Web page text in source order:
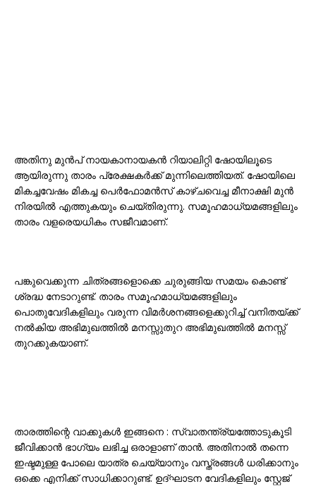
അതിനു മുൻപ് നായകാനായകൻ റിയാലിറ്റി ഷോയിലൂടെ
ആയിരുന്നു താരം പ്രേക്ഷകർക്ക് മുന്നിലെത്തിയത്. ഷോയിലെ
മികച്ചവേഷം മികച്ച പെർഫോമൻസ് കാഴ്ചവെച്ച മീനാക്ഷി മുൻ
നിരയിൽ എത്തുകയും ചെയ്തിരുന്നു. സമൂഹമാധ്യമങ്ങളിലും
താരം വളരെയധികം സജീവമാണ്.
പങ്കുവെക്കുന്ന ചിത്രങ്ങളൊക്കെ ചുരുങ്ങിയ സമയം കൊണ്ട്
ശ്രദ്ധ നേടാറുണ്ട്. താരം സമൂഹമാധ്യമങ്ങളിലും
പൊതുവേദികളിലും വരുന്ന വിമർശനങ്ങളെക്കുറിച്ച് വനിതയ്ക്ക്
നൽകിയ അഭിമുഖത്തിൽ മനസ്സുതുറ അഭിമുഖത്തിൽ മനസ്സ്
തുറക്കുകയാണ്.
താരത്തിന്റെ വാക്കുകൾ ഇങ്ങനെ : സ്വാതന്ത്ര്യത്തോടുകൂടി
ജീവിക്കാൻ ഭാഗ്യം ലഭിച്ച ഒരാളാണ് താൻ. അതിനാൽ തന്നെ
ഇഷ്ടമുള്ള പോലെ യാത്ര ചെയ്യാനും വസ്ത്രങ്ങൾ ധരിക്കാനും
ഒക്കെ എനിക്ക് സാധിക്കാറുണ്ട്. ഉദ്ഘാടന വേദികളിലും സ്റ്റേജ്